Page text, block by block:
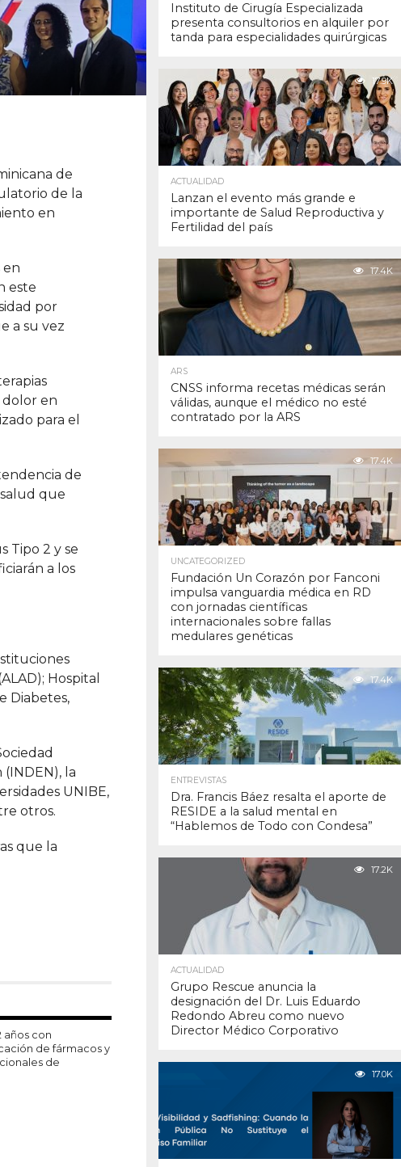
de
de la
en
en
este
por
a su vez
dolor en
para el
de
salud que
Tipo 2 y se
a los
Hospital
Diabetes,
la
UNIBE,
otros.
que la
años con
de fármacos y
de
Instituto de Cirugía Especializada
presenta consultorios en alquiler por
tanda para especialidades quirúrgicas
17.9K
ACTUALIDAD
Lanzan el evento más grande e
importante de Salud Reproductiva y
Fertilidad del país
17.4K
ARS
CNSS informa recetas médicas serán
válidas, aunque el médico no esté
contratado por la ARS
17.4K
UNCATEGORIZED
Fundación Un Corazón por Fanconi
impulsa vanguardia médica en RD
con jornadas científicas
internacionales sobre fallas
medulares genéticas
17.4K
ENTREVISTAS
Dra. Francis Báez resalta el aporte de
RESIDE a la salud mental en
“Hablemos de Todo con Condesa”
17.2K
ACTUALIDAD
Grupo Rescue anuncia la
designación del Dr. Luis Eduardo
Redondo Abreu como nuevo
Director Médico Corporativo
17.0K